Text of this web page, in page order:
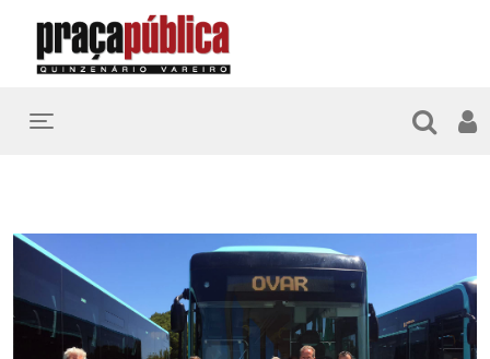
Toggle navigation